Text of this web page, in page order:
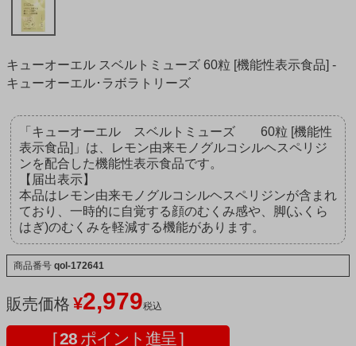
キューオーエル スベルトミューズ 60粒 [機能性表示食品] -
キューオーエル･ラボラトリーズ
「キューオーエル スベルトミューズ 60粒 [機能性
表示食品]」は、レモン由来モノグルコシルヘスペリジ
ンを配合した機能性表示食品です。
【届出表示】
本品はレモン由来モノグルコシルヘスペリジンが含まれ
ており、一時的に自覚する顔のむくみ感や、脚(ふくら
はぎ)のむくみを軽減する機能があります。
商品番号 qol-172641
販売価格 ¥2,979税込
[28 ポイント進呈 ]